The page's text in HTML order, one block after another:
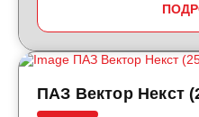
ПАЗ Вектор Некст